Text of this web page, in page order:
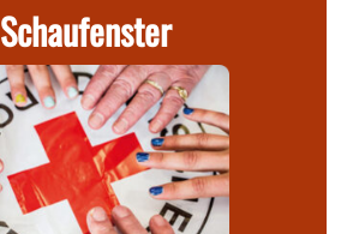
Schaufenster